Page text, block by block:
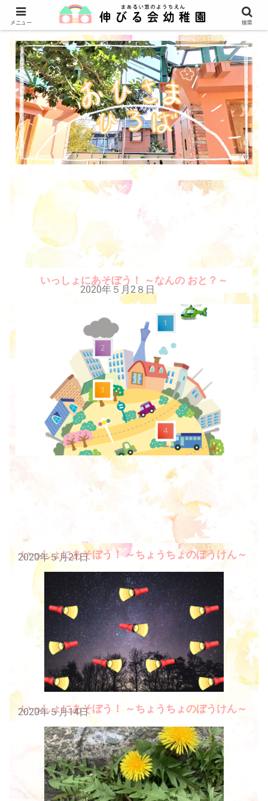
いっしょにあそぼう！ ～なんの おと？～
2020年５月2８日
いっしょにあそぼう！ ～ちょうちょのぼうけん～
2020年５月21日
いっしょにあそぼう！ ～ちょうちょのぼうけん～
2020年５月14日
メニュー 検索